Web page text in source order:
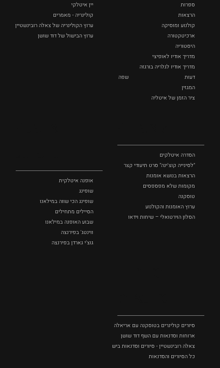
ספרות
הרצאות
קולנוע ומוסיקה
ארכיטקטורה
היסטוריה
מדריך אודיו לאופיצי
מדריך אודיו לגלריה בורגזה
דעות
שפה
המגזין
ציר הזמן של איטליה
יין איטלקי
קולינריה - מאמרים
ערוץ הקולינריה של צאלה רובינשטיין
ערוץ הבישול של דוד שושן
הסדרה איטלקים
"לסינייה קוצ'ינה" סרט תיעודי קצר
הרצאות בנושא אומנות
מקומות שלא מפספסים
טוסקנה
ערוץ האומנות והקולנוע
הסלון הוירטואלי – שיחות וידאו
אופנה איטלקית
שופינג
שופינג הכי שווה במילאנו
הסיילים מתחילים
שבוע האופנה במילאנו
ווינטג' בפירנצה
גוצ'י גארדן בפירנצה
סיורים קולינרים בטוסקנה עם אריאלה בנקיר
ארוחות וסדנאות עם השף דוד שושן
צאלה רובינשטיין - סיורים וסדנאות בישול בטוסקנה
כל הסיורים והסדנאות